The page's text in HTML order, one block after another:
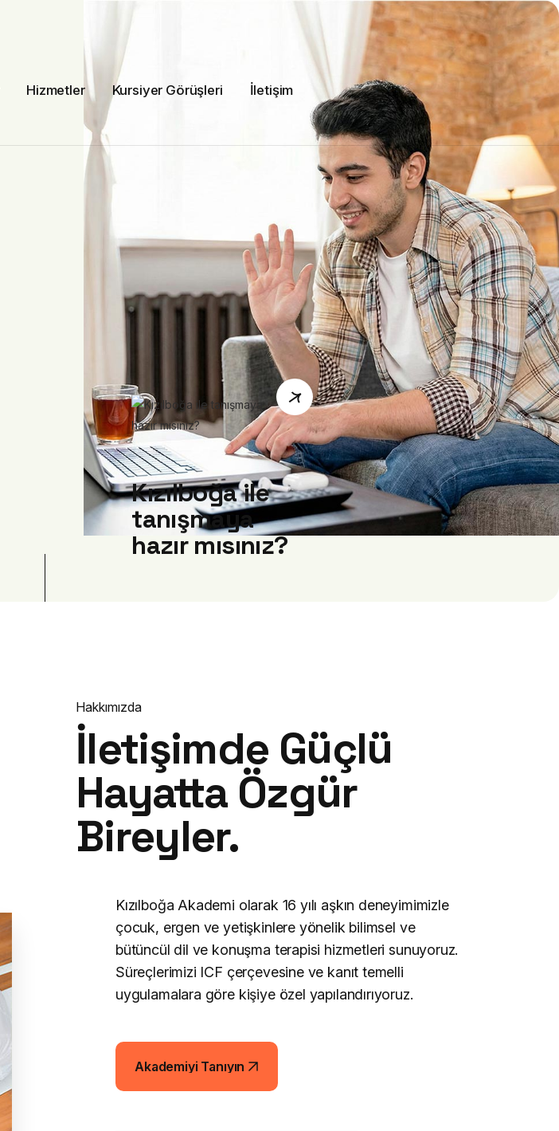
Hizmetler Kursiyer Görüşleri İletişim
Kızılboğa ile
tanışmaya
hazır mısınız?
Hakkımızda
İletişimde Güçlü
Hayatta Özgür
Bireyler.
Kızılboğa Akademi olarak 16 yılı aşkın deneyimimizle
çocuk, ergen ve yetişkinlere yönelik bilimsel ve
bütüncül dil ve konuşma terapisi hizmetleri sunuyoruz.
Süreçlerimizi ICF çerçevesine ve kanıt temelli
uygulamalara göre kişiye özel yapılandırıyoruz.
Akademiyi Tanıyın